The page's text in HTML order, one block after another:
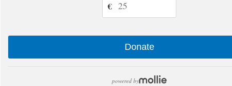
€
Donate
powered by